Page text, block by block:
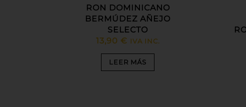
RON DOMINICANO
BERMÚDEZ AÑEJO
SELECTO
13,90 € IVA INC.
LEER MÁS